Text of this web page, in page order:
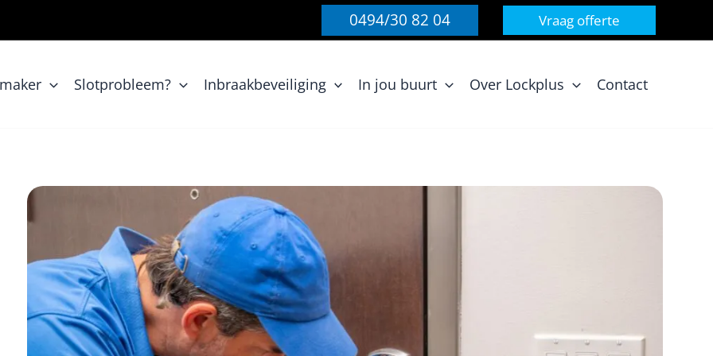
0494/30 82 04 Vraag offerte
Slotprobleem? Inbraakbeveiliging In jou buurt Over Lockplus Contact